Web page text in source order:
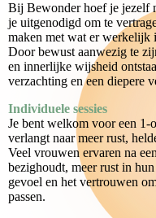
Bij Bewonder hoef je jezelf
je uitgenodigd om te
maken met wat er werkelijk
Door bewust aanwezig te
en innerlijke wijsheid
verzachting en een diepere
Individuele sessies
Je bent welkom voor een 1-
verlangt naar meer rust,
Veel vrouwen ervaren na
bezighoudt, meer rust in
gevoel en het vertrouwen
passen.